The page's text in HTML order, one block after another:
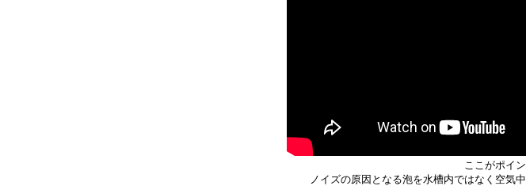
ここがポイ
ノイズの原因となる泡を水槽内ではなく空気